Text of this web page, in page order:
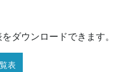
ダウンロードできます。
表